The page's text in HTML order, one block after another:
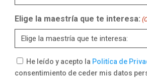
Elige la maestría que te interesa:
Consentimiento
(Obligatorio)
He leído y acepto la Politíca de
consentimiento de ceder mis datos